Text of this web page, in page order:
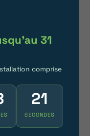
éventuel,
régulière
assuré par
judicieux.
31
comprise
16
SECONDES